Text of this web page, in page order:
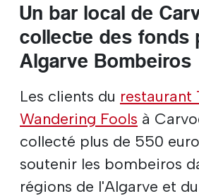
Un bar local de
collecte des fonds
Algarve Bombeiros
Les clients du restaurant
Wandering Fools à
collecté plus de 550
soutenir les bombeiros
régions de l'Algarve et